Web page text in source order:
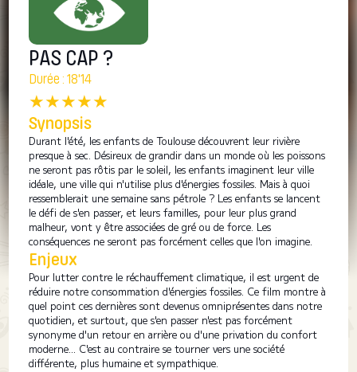
PAS CAP ?
Durée : 18'14
★★★★★
Synopsis
Durant l'été, les enfants de Toulouse découvrent leur rivière
presque à sec. Désireux de grandir dans un monde où les poissons
ne seront pas rôtis par le soleil, les enfants imaginent leur ville
idéale, une ville qui n'utilise plus d'énergies fossiles. Mais à quoi
ressemblerait une semaine sans pétrole ? Les enfants se lancent
le défi de s'en passer, et leurs familles, pour leur plus grand
malheur, vont y être associées de gré ou de force. Les
conséquences ne seront pas forcément celles que l'on imagine.
Enjeux
Pour lutter contre le réchauffement climatique, il est urgent de
réduire notre consommation d'énergies fossiles. Ce film montre à
quel point ces dernières sont devenus omniprésentes dans notre
quotidien, et surtout, que s'en passer n'est pas forcément
synonyme d'un retour en arrière ou d'une privation du confort
moderne... C'est au contraire se tourner vers une société
différente, plus humaine et sympathique.